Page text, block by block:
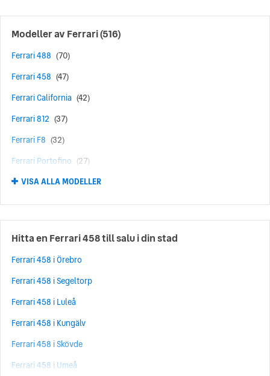
Modeller av Ferrari(516)
Ferrari 488 (70)
Ferrari 458 (47)
Ferrari California (42)
Ferrari 812 (37)
Ferrari F8 (32)
Ferrari Portofino (27)
Ferrari Roma (27)
Ferrari 296 (25)
Ferrari 360 (24)
Ferrari 430 (17)
Ferrari SF90 Stradale
Ferrari F12 (15)
Ferrari Testarossa
Ferrari F430 (11)
Ferrari Purosangue
Ferrari SF90 Spider
VISA ALLA MODELLER
Hitta en Ferrari 458 till salu i din stad
Ferrari 458 i Örebro
Ferrari 458 i Segeltorp
Ferrari 458 i Luleå
Ferrari 458 i Kungälv
Ferrari 458 i Skövde
Ferrari 458 i Umeå